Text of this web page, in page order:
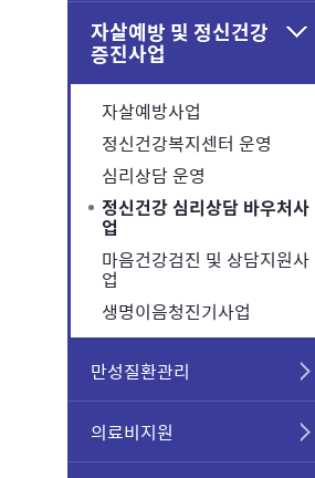
자살예방 및 정신건강
증진사업
자살예방사업
정신건강복지센터 운영
심리상담 운영
정신건강 심리상담 바우처사
업
마음건강검진 및 상담지원사
업
생명이음청진기사업
만성질환관리
의료비지원